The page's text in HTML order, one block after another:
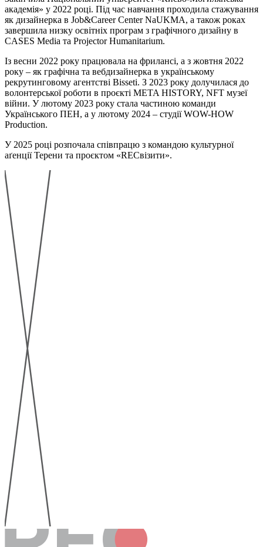
академія» у 2022 році. Під час навчання проходила стажування
як дизайнерка в Job&Career Center NaUKMA, а також роках
завершила низку освітніх програм з графічного дизайну в
СASES Media та Projector Humanitarium.
Із весни 2022 року працювала на фрилансі, а з жовтня 2022
року ‒ як графічна та вебдизайнерка в українському
рекрутинговому агентстві Bisseti. З 2023 року долучилася до
волонтерської роботи в проєкті META HISTORY, NFT музеї
війни. У лютому 2023 року стала частиною команди
Українського ПЕН, а у лютому 2024 ‒ студії WOW-HOW
Production.
У 2025 році розпочала співпрацю з командою культурної
аґенції Терени та проєктом «RECвізити».